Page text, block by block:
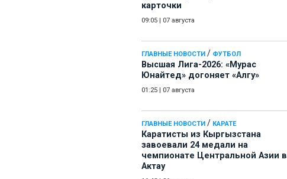
карточки
09:05 07 августа
ГЛАВНЫЕ НОВОСТИ / ФУТБОЛ
Высшая Лига-2026: «Мурас
Юнайтед» догоняет «Алгу»
01:25 07 августа
ГЛАВНЫЕ НОВОСТИ / КАРАТЕ
Каратисты из Кыргызстана
завоевали 24 медали на
чемпионате Центральной Азии в
Актау